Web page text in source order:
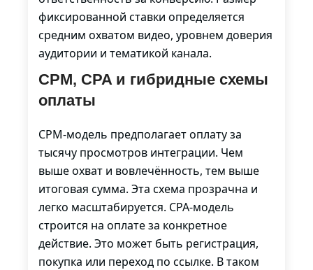
фиксированной ставки определяется
средним охватом видео, уровнем доверия
аудитории и тематикой канала.
CPM, CPA и гибридные схемы
оплаты
CPM-модель предполагает оплату за
тысячу просмотров интеграции. Чем
выше охват и вовлечённость, тем выше
итоговая сумма. Эта схема прозрачна и
легко масштабируется. CPA-модель
строится на оплате за конкретное
действие. Это может быть регистрация,
покупка или переход по ссылке. В таком